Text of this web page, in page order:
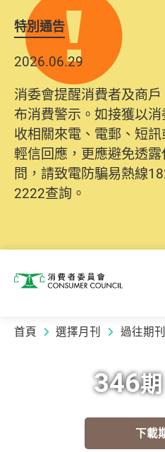
特別通告
2026.06.29
消委會提醒消費者及商
布消費警示。如接獲以
收相關來電、電郵、短
輕信回應，更應避免透
問，請致電防騙易熱線
2222查詢。
消費者委員會
首頁 選擇月刊 過往期刊
346期
下載